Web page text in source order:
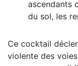
ascendants
du sol, les
Ce cocktail
violente des